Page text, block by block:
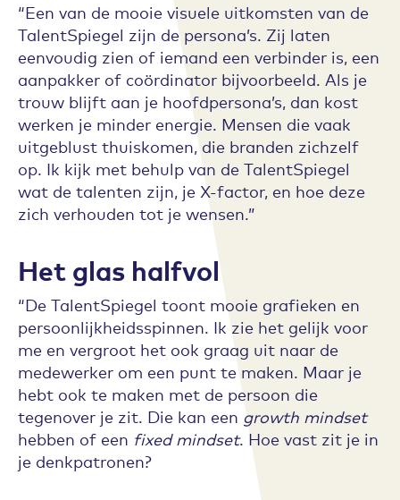
“Een van de mooie visuele uitkomsten van de
TalentSpiegel zijn de persona’s. Zij laten
eenvoudig zien of iemand een verbinder is, een
aanpakker of coördinator bijvoorbeeld. Als je
trouw blijft aan je hoofdpersona’s, dan kost
werken je minder energie. Mensen die vaak
uitgeblust thuiskomen, die branden zichzelf
op. Ik kijk met behulp van de TalentSpiegel
wat de talenten zijn, je X-factor, en hoe deze
zich verhouden tot je wensen.”
Het glas halfvol
“De TalentSpiegel toont mooie grafieken en
persoonlijkheidsspinnen. Ik zie het gelijk voor
me en vergroot het ook graag uit naar de
medewerker om een punt te maken. Maar je
hebt ook te maken met de persoon die
tegenover je zit. Die kan een growth mindset
hebben of een fixed mindset. Hoe vast zit je in
je denkpatronen?